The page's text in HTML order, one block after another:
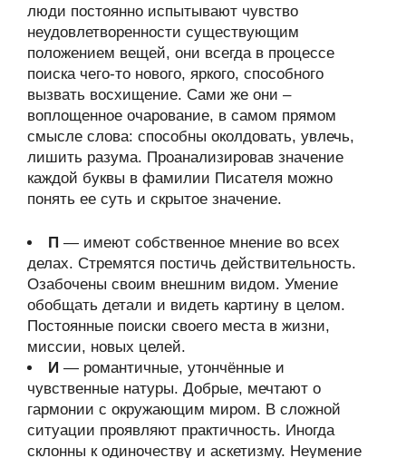
люди постоянно испытывают чувство
неудовлетворенности существующим
положением вещей, они всегда в процессе
поиска чего-то нового, яркого, способного
вызвать восхищение. Сами же они –
воплощенное очарование, в самом прямом
смысле слова: способны околдовать, увлечь,
лишить разума. Проанализировав значение
каждой буквы в фамилии Писателя можно
понять ее суть и скрытое значение.
П — имеют собственное мнение во всех
делах. Стремятся постичь действительность.
Озабочены своим внешним видом. Умение
обобщать детали и видеть картину в целом.
Постоянные поиски своего места в жизни,
миссии, новых целей.
И — романтичные, утончённые и
чувственные натуры. Добрые, мечтают о
гармонии с окружающим миром. В сложной
ситуации проявляют практичность. Иногда
склонны к одиночеству и аскетизму. Неумение